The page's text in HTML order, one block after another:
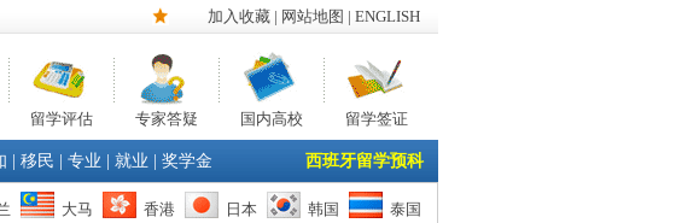
加入收藏 | 网站地图 | ENGLISH
留学评估 专家答疑 国内高校 留学签证
移民 专业 就业 奖学金 西班牙留学预科
大马 香港 日本 韩国
泰国